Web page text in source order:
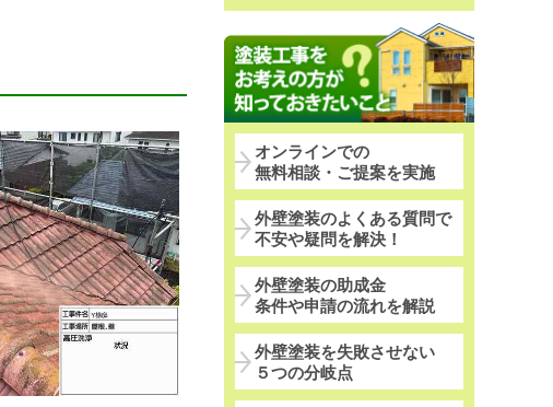
オンラインでの
無料相談・ご提案を実施
外壁塗装のよくある質問で
不安や疑問を解決！
外壁塗装の助成金
条件や申請の流れを解説
外壁塗装を失敗させない
５つの分岐点